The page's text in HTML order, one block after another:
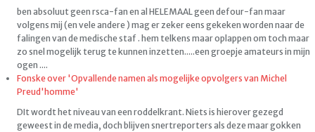
ben absoluut geen rsca-fan en al HELEMAAL geen defour-fan maar
volgens mij (en vele andere ) mag er zeker eens gekeken worden naar de
falingen van de medische staf . hem telkens maar oplappen om toch maar
zo snel mogelijk terug te kunnen inzetten.....een groepje amateurs in mijn
ogen ....
Fonske over 'Opvallende namen als mogelijke opvolgers van Michel
Preud'homme'
DIt wordt het niveau van een roddelkrant. Niets is hierover gezegd
geweest in de media, doch blijven snertreporters als deze maar gokken